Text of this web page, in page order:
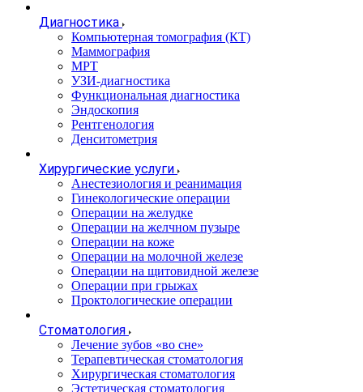
Диагностика
Компьютерная томография (КТ)
Маммография
МРТ
УЗИ-диагностика
Функциональная диагностика
Эндоскопия
Рентгенология
Денситометрия
Хирургические услуги
Анестезиология и реанимация
Гинекологические операции
Операции на желудке
Операции на желчном пузыре
Операции на коже
Операции на молочной железе
Операции на щитовидной железе
Операции при грыжах
Проктологические операции
Стоматология
Лечение зубов «во сне»
Терапевтическая стоматология
Хирургическая стоматология
Эстетическая стоматология